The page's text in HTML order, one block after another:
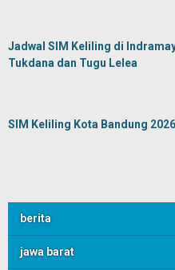
Jadwal SIM Keliling di
Tukdana dan Tugu Lelea
SIM Keliling Kota Bandung 2026
berita
jawa barat